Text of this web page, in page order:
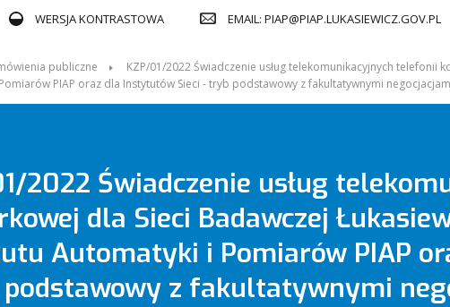
WERSJA KONTRASTOWA EMAIL: PIAP@PIAP.LUKASIEWICZ.GOV.PL
publiczne
KZP/01/2022 Świadczenie usług telekomunikacyjnych telefonii
PIAP oraz dla Instytutów Sieci - tryb podstawowy z fakultatywnymi
2022 Świadczenie usług
dla Sieci Badawczej
Automatyki i Pomiarów PIAP
z fakultatywnymi